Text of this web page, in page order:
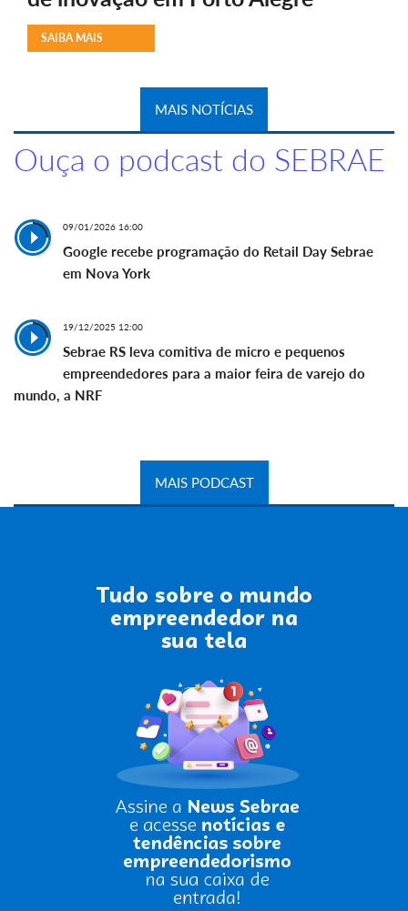
SAIBA MAIS
MAIS NOTÍCIAS
Ouça o podcast do SEBRAE
09/01/2026 16:00
Google recebe programação do Retail Day Sebrae
em Nova York
19/12/2025 12:00
Sebrae RS leva comitiva de micro e pequenos
empreendedores para a maior feira de varejo do
mundo, a NRF
MAIS PODCAST